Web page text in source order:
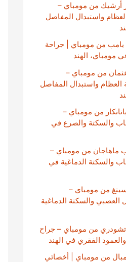
أرشيك من مومباي –
واستبدال المفاصل
بامب من مومباي | جراحة
مومباي، الهند
من مومباي –
واستبدال المفاصل
من مومباي –
والسكتة والصرع في
ماهاجان من مومباي –
والسكتة الدماغية في
من مومباي –
العصبي والسكتة الدماغية
تشودري من مومباي – جراح
الفقري في الهند
من مومباي | أخصائي